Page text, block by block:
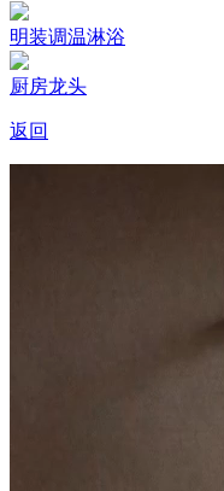
明装调温淋浴
厨房龙头
返回